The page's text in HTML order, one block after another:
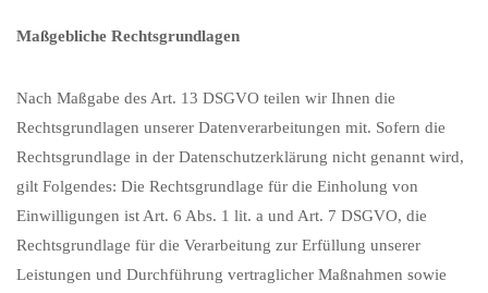
Maßgebliche Rechtsgrundlagen
Nach Maßgabe des Art. 13 DSGVO teilen wir Ihnen die
Rechtsgrundlagen unserer Datenverarbeitungen mit. Sofern die
Rechtsgrundlage in der Datenschutzerklärung nicht genannt wird,
gilt Folgendes: Die Rechtsgrundlage für die Einholung von
Einwilligungen ist Art. 6 Abs. 1 lit. a und Art. 7 DSGVO, die
Rechtsgrundlage für die Verarbeitung zur Erfüllung unserer
Leistungen und Durchführung vertraglicher Maßnahmen sowie